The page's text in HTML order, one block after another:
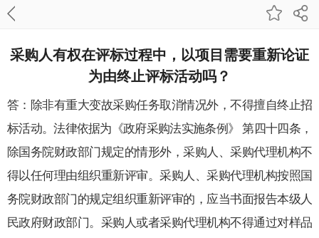
采购人有权在评标过程中，以项目需要重新论证
为由终止评标活动吗？
答：除非有重大变故采购任务取消情况外，不得擅自终止招
标活动。法律依据为《政府采购法实施条例》 第四十四条，
除国务院财政部门规定的情形外，采购人、采购代理机构不
得以任何理由组织重新评审。采购人、采购代理机构按照国
务院财政部门的规定组织重新评审的，应当书面报告本级人
民政府财政部门。 采购人或者采购代理机构不得通过对样品